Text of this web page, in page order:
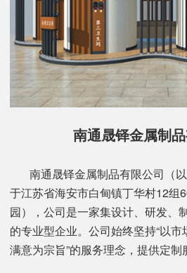
南通晟铎金属制
南通晟铎金属制品有限公司（
于江苏省海安市白甸镇丁华村12组
园），公司是一家集设计、研发、
的专业型企业。公司始终坚持“以
满意为宗旨”的服务理念，提供定制